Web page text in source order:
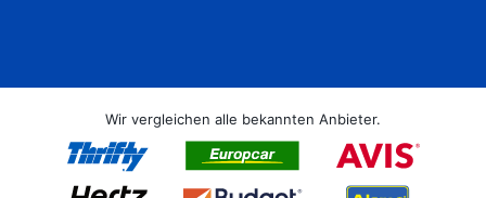
Wir vergleichen alle bekannten Anbieter.